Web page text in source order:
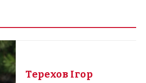
Терехов Ігор